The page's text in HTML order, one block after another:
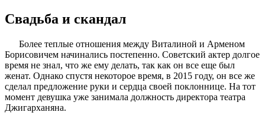
Свадьба и скандал
Более теплые отношения между Виталиной и Арменом
Борисовичем начинались постепенно. Советский актер долгое
время не знал, что же ему делать, так как он все еще был
женат. Однако спустя некоторое время, в 2015 году, он все же
сделал предложение руки и сердца своей поклоннице. На тот
момент девушка уже занимала должность директора театра
Джигарханяна.